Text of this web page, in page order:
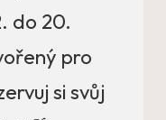
do 20.
pro
si svůj